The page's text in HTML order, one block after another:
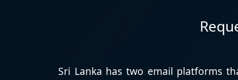
Sri Lanka has two email platforms